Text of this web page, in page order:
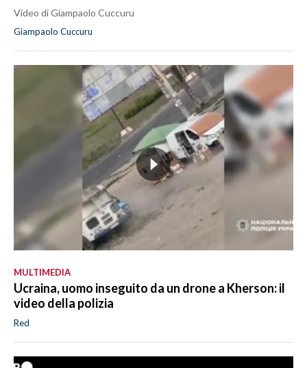
Video di Giampaolo Cuccuru
Giampaolo Cuccuru
MULTIMEDIA
Ucraina, uomo inseguito da un drone a Kherson: il
video della polizia
Red